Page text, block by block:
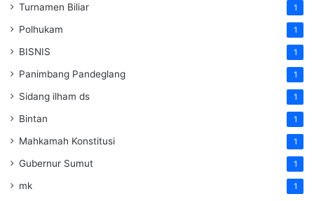
Turnamen Biliar 1
Polhukam 1
BISNIS 1
Panimbang Pandeglang 1
Sidang ilham ds 1
Bintan 1
Mahkamah Konstitusi 1
Gubernur Sumut 1
mk 1